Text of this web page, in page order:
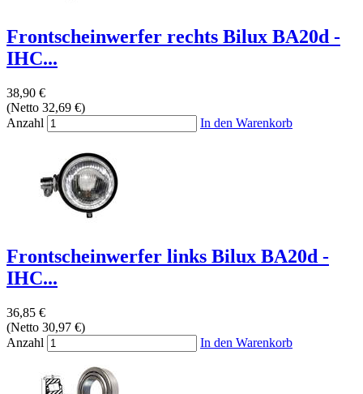
Frontscheinwerfer rechts Bilux BA20d -
IHC...
38,90 €
(Netto 32,69 €)
Anzahl
In den Warenkorb
Frontscheinwerfer links Bilux BA20d -
IHC...
36,85 €
(Netto 30,97 €)
Anzahl
In den Warenkorb